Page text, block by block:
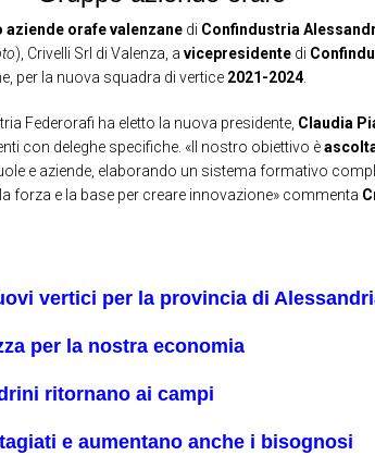
aziende orafe valenzane di Confindustria
), Crivelli Srl di Valenza, a vicepresidente di
per la nuova squadra di vertice 2021-2024.
Federorafi ha eletto la nuova presidente, Claudia
con deleghe specifiche. «Il nostro obiettivo è
e aziende, elaborando un sistema formativo
forza e la base per creare innovazione» commenta
vertici per la provincia di
per la nostra economia
ritornano ai campi
e aumentano anche i bisognosi